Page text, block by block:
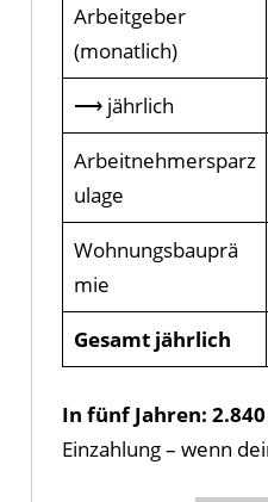
Arbeitgeber
(monatlich)
⟶ jährlich
Arbeitnehmersparz
ulage
Wohnungsbauprä
mie
Gesamt jährlich
In fünf Jahren: 2.840
Einzahlung – wenn